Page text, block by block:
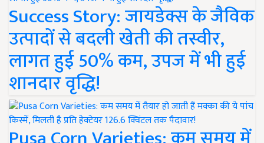
Success Story: जायडेक्स के जैविक
उत्पादों से बदली खेती की तस्वीर,
लागत हुई 50% कम, उपज में भी हुई
शानदार वृद्धि!